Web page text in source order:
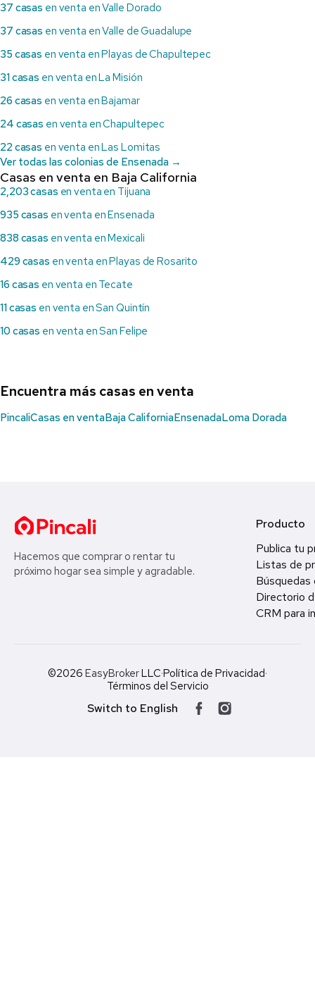
37 casas en venta en Valle Dorado
37 casas en venta en Valle de Guadalupe
35 casas en venta en Playas de Chapultepec
31 casas en venta en La Misión
26 casas en venta en Bajamar
24 casas en venta en Chapultepec
22 casas en venta en Las Lomitas
Ver todas las colonias de Ensenada →
Casas en venta en Baja California
2,203 casas en venta en Tijuana
935 casas en venta en Ensenada
838 casas en venta en Mexicali
429 casas en venta en Playas de Rosarito
16 casas en venta en Tecate
11 casas en venta en San Quintín
10 casas en venta en San Felipe
Encuentra más casas en venta
PincaliCasas en ventaBaja CaliforniaEnsenadaLoma Dorada
Hacemos que comprar o rentar tu
próximo hogar sea simple y agradable.
Producto
Publica tu
Listas de
Búsquedas
Directorio
CRM para
©2026 EasyBrokerLLC·Política de Privacidad·
Términos del Servicio
Switch to English